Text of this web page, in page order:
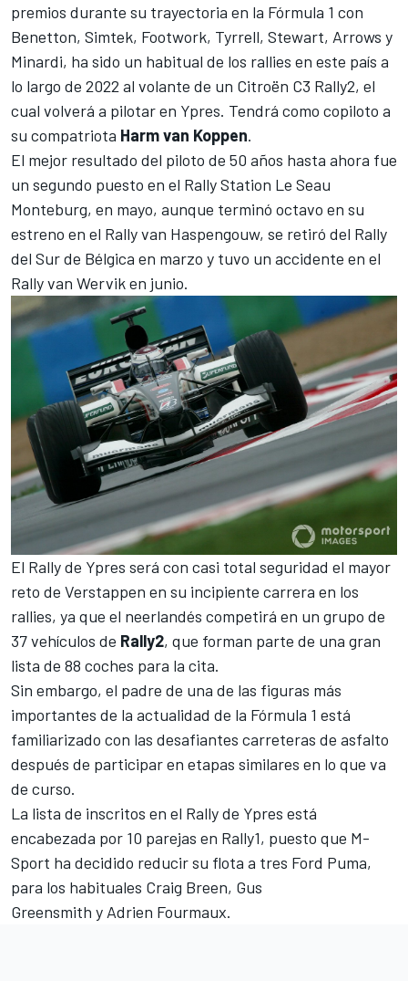
premios durante su trayectoria en la Fórmula 1 con
Benetton, Simtek, Footwork, Tyrrell, Stewart, Arrows y
Minardi, ha sido un habitual de los rallies en este país a
lo largo de 2022 al volante de un Citroën C3 Rally2, el
cual volverá a pilotar en Ypres. Tendrá como copiloto a
su compatriota Harm van Koppen.
El mejor resultado del piloto de 50 años hasta ahora fue
un segundo puesto en el Rally Station Le Seau
Monteburg, en mayo, aunque terminó octavo en su
estreno en el Rally van Haspengouw, se retiró del Rally
del Sur de Bélgica en marzo y tuvo un accidente en el
Rally van Wervik en junio.
El Rally de Ypres será con casi total seguridad el mayor
reto de Verstappen en su incipiente carrera en los
rallies, ya que el neerlandés competirá en un grupo de
37 vehículos de Rally2, que forman parte de una gran
lista de 88 coches para la cita.
Sin embargo, el padre de una de las figuras más
importantes de la actualidad de la Fórmula 1 está
familiarizado con las desafiantes carreteras de asfalto
después de participar en etapas similares en lo que va
de curso.
La lista de inscritos en el Rally de Ypres está
encabezada por 10 parejas en Rally1, puesto que M-
Sport ha decidido reducir su flota a tres Ford Puma,
para los habituales Craig Breen, Gus
Greensmith y Adrien Fourmaux.